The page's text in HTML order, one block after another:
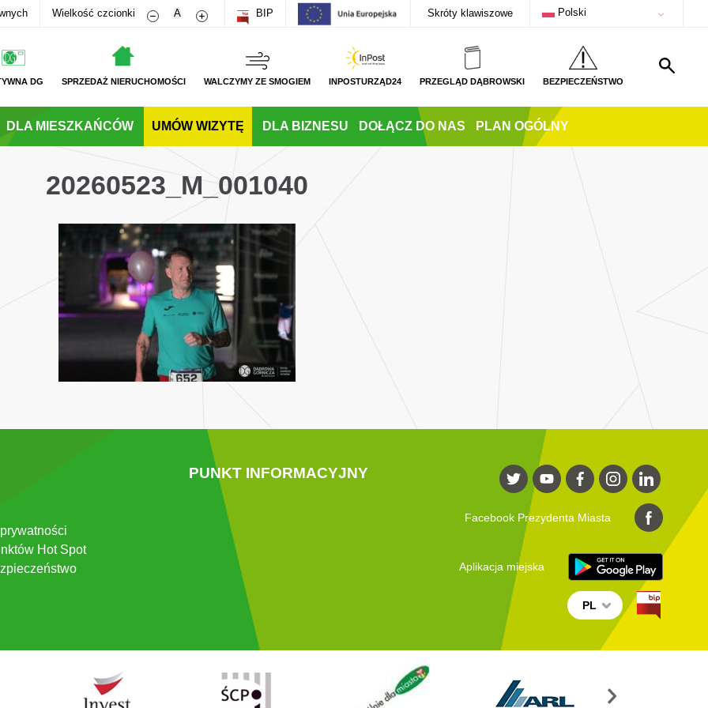
Wielkość czcionki Zmniejsz rozmiar czcionki
A Zwiększ rozmiar czcionki
BIP Skróty klawiszowe Polski
DG SPRZEDAŻ NIERUCHOMOŚCI WALCZYMY ZE SMOGIEM INPOSTURZĄD24 PRZEGLĄD DĄBROWSKI BEZPIECZEŃSTWO
DLA MIESZKAŃCÓW UMÓW WIZYTĘ DLA BIZNESU DOŁĄCZ DO NAS PLAN OGÓLNY
20260523_M_001040
Hot Spot
PUNKT INFORMACYJNY
Facebook Prezydenta Miasta
Aplikacja miejska
PL